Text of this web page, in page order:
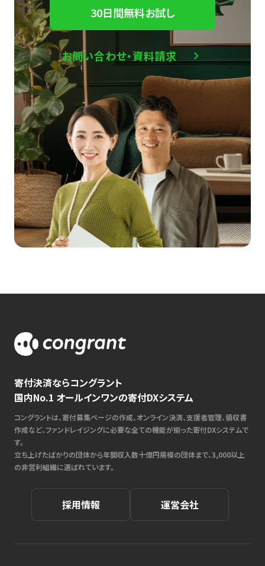
30日間無料お試し
お問い合わせ・資料請求
寄付決済ならコングラント
国内No.1 オールインワンの寄付DXシステム
コングラントは、寄付募集ページの作成、オンライン決済、支援者管理、領収書
作成など、ファンドレイジングに必要な全ての機能が揃った寄付DXシステムで
す。
立ち上げたばかりの団体から年間収入数十億円規模の団体まで、3,000以上
の非営利組織に選ばれています。
採用情報 運営会社